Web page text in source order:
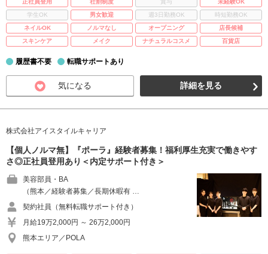
正社員登用 社割制度 賞与
未経験OK
学生OK
男女歓迎 週3日勤務OK
時短勤務OK
ネイルOK
ノルマなし オープニング
店長候補
スキンケア
メイク ナチュラルコスメ 百貨店
履歴書不要 転職サポートあり
気になる 詳細を見る
株式会社アイスタイルキャリア
【個人ノルマ無】『ポーラ』経験者募集！福利厚生充実で働きやす
さ◎正社員登用あり＜内定サポート付き＞
美容部員・BA
（熊本／経験者募集／長期休暇有 …
契約社員（無料転職サポート付き）
月給19万2,000円 ～ 26万2,000円
熊本エリア／POLA